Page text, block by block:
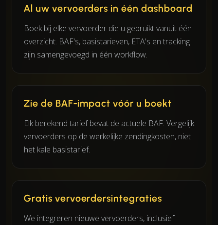
Al uw vervoerders in één dashboard
Boek bij elke vervoerder die u gebruikt vanuit één
overzicht. BAF's, basistarieven, ETA's en tracking
zijn samengevoegd in één workflow.
Zie de BAF-impact vóór u boekt
Elk berekend tarief bevat de actuele BAF. Vergelijk
vervoerders op de werkelijke zendingkosten, niet
het kale basistarief.
Gratis vervoerdersintegraties
We integreren nieuwe vervoerders, inclusief